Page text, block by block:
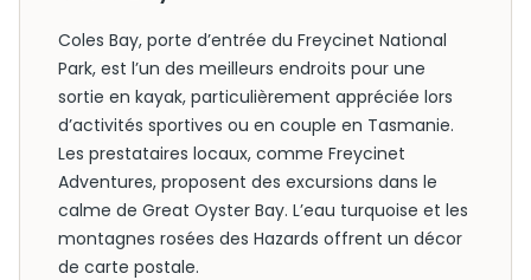
Coles Bay, porte d’entrée du Freycinet National
Park, est l’un des meilleurs endroits pour une
sortie en kayak, particulièrement appréciée lors
d’activités sportives ou en couple en Tasmanie.
Les prestataires locaux, comme Freycinet
Adventures, proposent des excursions dans le
calme de Great Oyster Bay. L’eau turquoise et les
montagnes rosées des Hazards offrent un décor
de carte postale.